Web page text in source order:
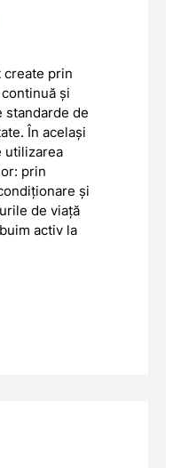
create prin
și
standarde de
În același
utilizarea
prin
și
de viață
activ la